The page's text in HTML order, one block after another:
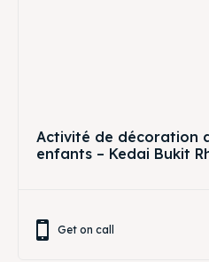
Activité de décoration
enfants – Kedai Bukit
Get on call